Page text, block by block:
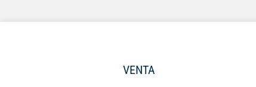
VENTA